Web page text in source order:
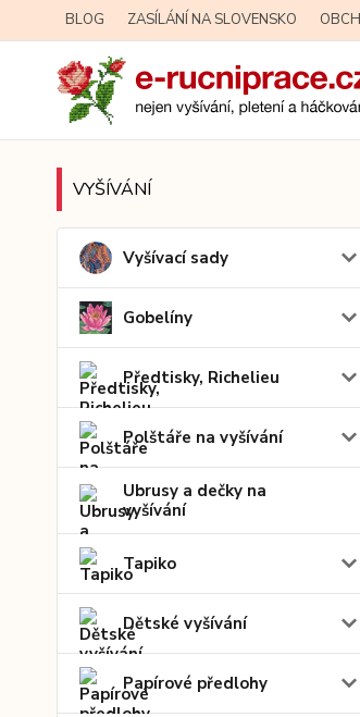
BLOG ZASÍLÁNÍ NA SLOVENSKO
VYŠÍVÁNÍ
Vyšívací sady
Gobelíny
Předtisky, Richelieu
Polštáře na vyšívání
Ubrusy a dečky na
vyšívání
Tapiko
Dětské vyšívání
Papírové předlohy